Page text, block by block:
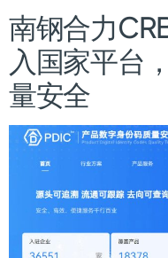
南钢合力
入国家平台
量安全